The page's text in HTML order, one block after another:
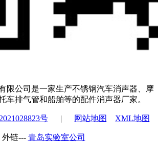
限公司是一家生产不锈钢汽车消声器、摩
车排气管和船舶等的配件消声器厂家。
号 | 网站地图 XML地图
外链--- 青岛实验室公司